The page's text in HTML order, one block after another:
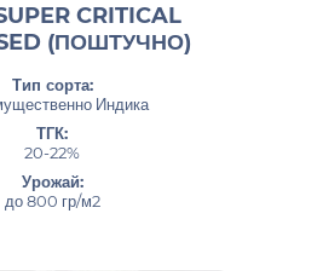
CRITICAL
(ПОШТУЧНО)
Тип сорта:
Индика
ТГК:
20-22%
Урожай:
до 800 гр/м2